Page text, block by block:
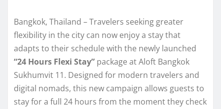
Bangkok, Thailand – Travelers seeking greater
flexibility in the city can now enjoy a stay that
adapts to their schedule with the newly launched
“24 Hours Flexi Stay” package at Aloft Bangkok
Sukhumvit 11. Designed for modern travelers and
digital nomads, this new campaign allows guests to
stay for a full 24 hours from the moment they check